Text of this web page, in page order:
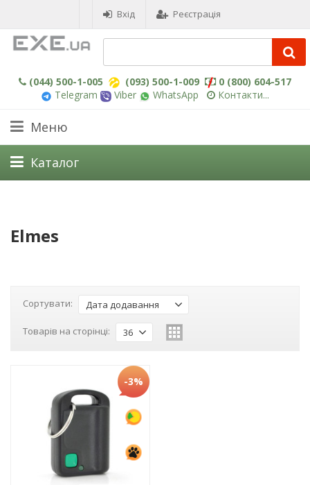
Вхід Реєстрація
(044) 500-1-005 (093) 500-1-009
0 (800) 604-517
Telegram
Viber WhatsApp Контакти...
Меню
Каталог
Elmes
Сортувати: Дата додавання
Товарів на сторінці: 36
-3%